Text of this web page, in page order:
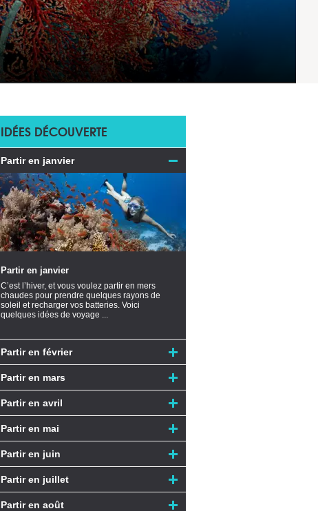
IDÉES DÉCOUVERTE
Partir en janvier
Partir en janvier
C’est l’hiver, et vous voulez partir en mers
chaudes pour prendre quelques rayons de
soleil et recharger vos batteries. Voici
quelques idées de voyage ...
Partir en février
Partir en mars
Partir en avril
Partir en mai
Partir en juin
Partir en juillet
Partir en août